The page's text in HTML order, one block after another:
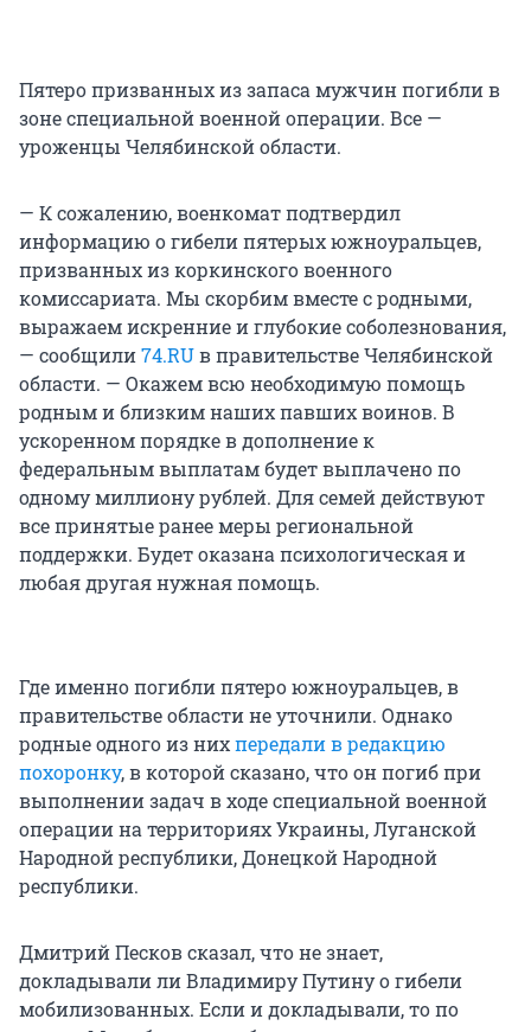
Пятеро призванных из запаса мужчин погибли в
зоне специальной военной операции. Все —
уроженцы Челябинской области.
— К сожалению, военкомат подтвердил
информацию о гибели пятерых южноуральцев,
призванных из коркинского военного
комиссариата. Мы скорбим вместе с родными,
выражаем искренние и глубокие соболезнования,
— сообщили74.RUв правительстве Челябинской
области. — Окажем всю необходимую помощь
родным и близким наших павших воинов. В
ускоренном порядке в дополнение к
федеральным выплатам будет выплачено по
одному миллиону рублей. Для семей действуют
все принятые ранее меры региональной
поддержки. Будет оказана психологическая и
любая другая нужная помощь.
Где именно погибли пятеро южноуральцев, в
правительстве области не уточнили. Однако
родные одного из нихпередали в редакцию
похоронку, в которой сказано, что он погиб при
выполнении задач в ходе специальной военной
операции на территориях Украины, Луганской
Народной республики, Донецкой Народной
республики.
Дмитрий Песков сказал, что не знает,
докладывали ли Владимиру Путину о гибели
мобилизованных. Если и докладывали, то по